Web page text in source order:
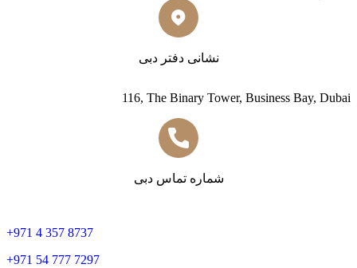
نشانی دفتر دبی
116, The Binary Tower, Business Bay, Dubai
شماره تماس دبی
+971 4 357 8737
+971 54 777 7297